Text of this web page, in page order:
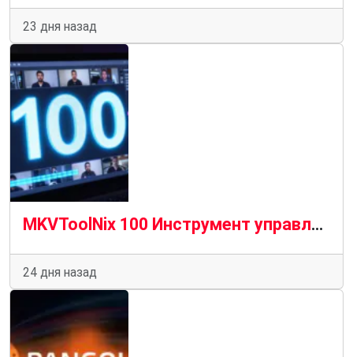
23 дня назад
MKVToolNix 100 Инструмент управления MKV содержит новые функции и усовершенствования
24 дня назад